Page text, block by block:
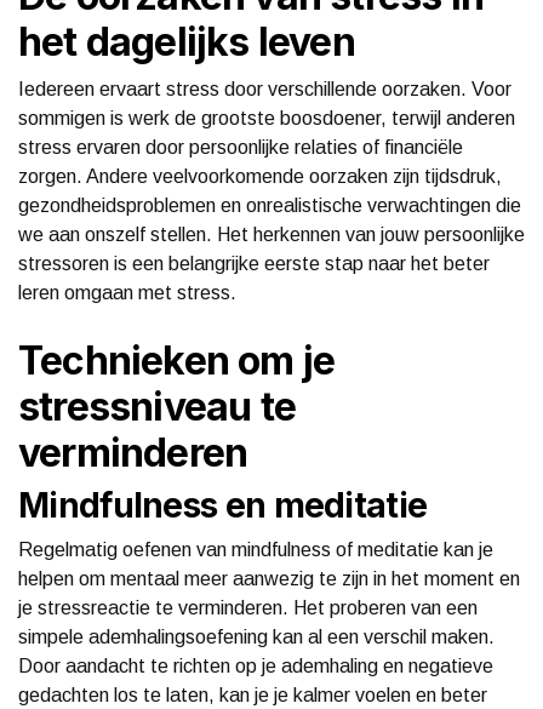
het dagelijks leven
Iedereen ervaart stress door verschillende oorzaken. Voor
sommigen is werk de grootste boosdoener, terwijl anderen
stress ervaren door persoonlijke relaties of financiële
zorgen. Andere veelvoorkomende oorzaken zijn tijdsdruk,
gezondheidsproblemen en onrealistische verwachtingen die
we aan onszelf stellen. Het herkennen van jouw persoonlijke
stressoren is een belangrijke eerste stap naar het beter
leren omgaan met stress.
Technieken om je
stressniveau te
verminderen
Mindfulness en meditatie
Regelmatig oefenen van mindfulness of meditatie kan je
helpen om mentaal meer aanwezig te zijn in het moment en
je stressreactie te verminderen. Het proberen van een
simpele ademhalingsoefening kan al een verschil maken.
Door aandacht te richten op je ademhaling en negatieve
gedachten los te laten, kan je je kalmer voelen en beter